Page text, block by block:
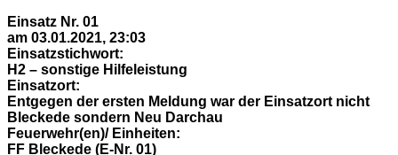
Einsatz Nr. 01
am 03.01.2021, 23:03
Einsatzstichwort:
H2 – sonstige Hilfeleistung
Einsatzort:
Entgegen der ersten Meldung war der Einsatzort nicht
Bleckede sondern Neu Darchau
Feuerwehr(en)/ Einheiten:
FF Bleckede (E-Nr. 01)